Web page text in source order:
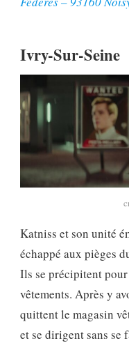
Ivry-Sur-Seine
Katniss et son unité
échappé aux pièges
Ils se précipitent
vêtements. Après y
quittent le magasin
et se dirigent sans se